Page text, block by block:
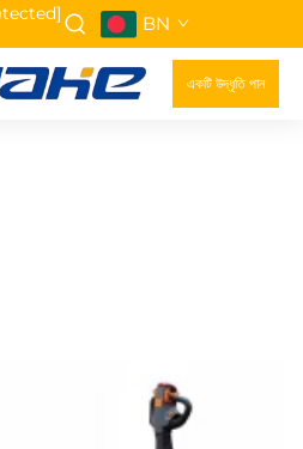
BN
একটি উদ্ধৃতি পান